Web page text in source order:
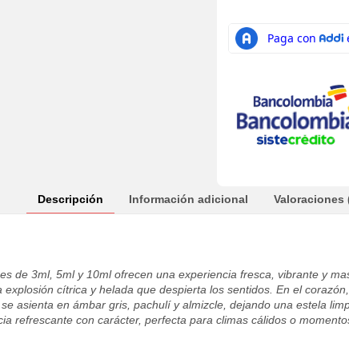
Descripción Información adicional Valoraciones
de 3ml, 5ml y 10ml ofrecen una experiencia fresca, vibrante y
cítrica y helada que despierta los sentidos. En el
asienta en ámbar gris, pachulí y almizcle, dejando una estela
refrescante con carácter, perfecta para climas cálidos o